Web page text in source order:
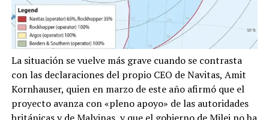
La situación se vuelve más grave cuando se contrasta
con las declaraciones del propio CEO de Navitas, Amit
Kornhauser, quien en marzo de este año afirmó que el
proyecto avanza con «pleno apoyo» de las autoridades
británicas y de Malvinas, y que el gobierno de Milei no ha